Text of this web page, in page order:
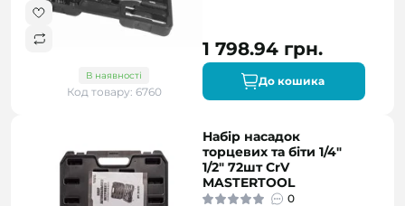
В наявності
Код товару: 6760
1 798.94 грн.
До кошика
Набір насадок
торцевих та біти 1/4"
1/2" 72шт CrV
MASTERTOOL
0